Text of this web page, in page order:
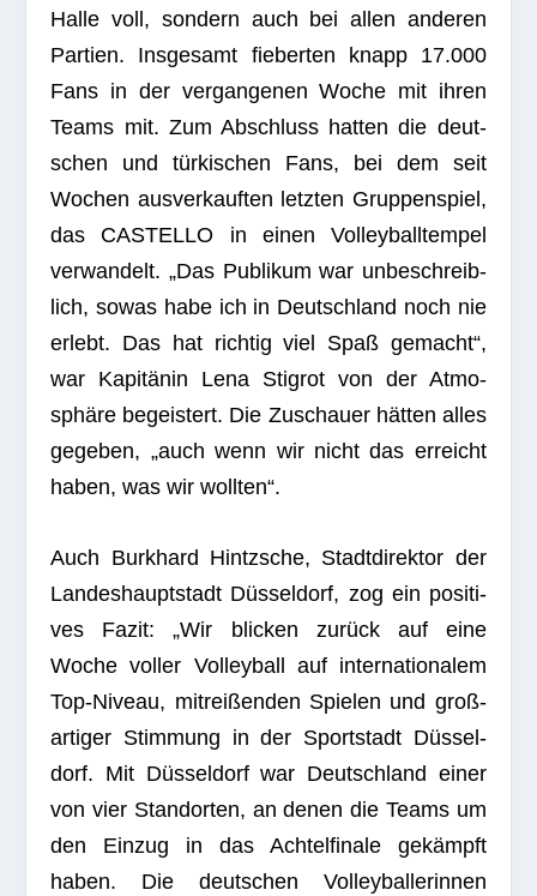
Halle voll, son­dern auch bei allen ande­ren
Par­tien. Ins­ge­samt fie­ber­ten knapp 17.000
Fans in der ver­gan­ge­nen Woche mit ihren
Teams mit. Zum Abschluss hat­ten die deut­
schen und tür­ki­schen Fans, bei dem seit
Wochen aus­ver­kauf­ten letz­ten Grup­pen­spiel,
das CASTELLO in einen Vol­ley­ball­tem­pel
ver­wan­delt. „Das Publi­kum war unbe­schreib­
lich, sowas habe ich in Deutsch­land noch nie
erlebt. Das hat rich­tig viel Spaß gemacht“,
war Kapi­tä­nin Lena Sti­grot von der Atmo­
sphäre begeis­tert. Die Zuschauer hät­ten alles
gege­ben, „auch wenn wir nicht das erreicht
haben, was wir wollten“.
Auch Burk­hard Hintzsche, Stadt­di­rek­tor der
Lan­des­haupt­stadt Düs­sel­dorf, zog ein posi­ti­
ves Fazit: „Wir bli­cken zurück auf eine
Woche vol­ler Vol­ley­ball auf inter­na­tio­na­lem
Top-Niveau, mit­rei­ßen­den Spie­len und groß­
ar­ti­ger Stim­mung in der Sport­stadt Düs­sel­
dorf. Mit Düs­sel­dorf war Deutsch­land einer
von vier Stand­or­ten, an denen die Teams um
den Ein­zug in das Ach­tel­fi­nale gekämpft
haben. Die deut­schen Vol­ley­bal­le­rin­nen